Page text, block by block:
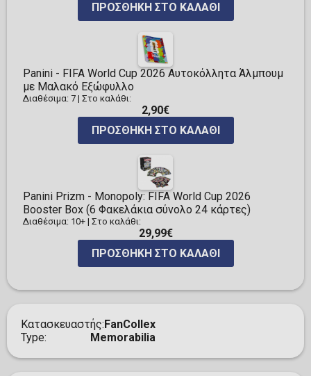
ΠΡΟΣΘΉΚΗ ΣΤΟ ΚΑΛΆΘΙ
Panini - FIFA World Cup 2026 Αυτοκόλλητα Άλμπουμ
με Μαλακό Εξώφυλλο
Διαθέσιμα: 7 | Στο καλάθι:
2,90€
ΠΡΟΣΘΉΚΗ ΣΤΟ ΚΑΛΆΘΙ
Panini Prizm - Monopoly: FIFA World Cup 2026
Booster Box (6 Φακελάκια σύνολο 24 κάρτες)
Διαθέσιμα: 10+ | Στο καλάθι:
29,99€
ΠΡΟΣΘΉΚΗ ΣΤΟ ΚΑΛΆΘΙ
Κατασκευαστής FanCollex
Type
Memorabilia